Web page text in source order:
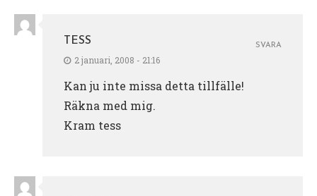
TESS
2 januari, 2008 - 21:16
Kan ju inte missa detta tillfälle!
Räkna med mig.
Kram tess
SVARA